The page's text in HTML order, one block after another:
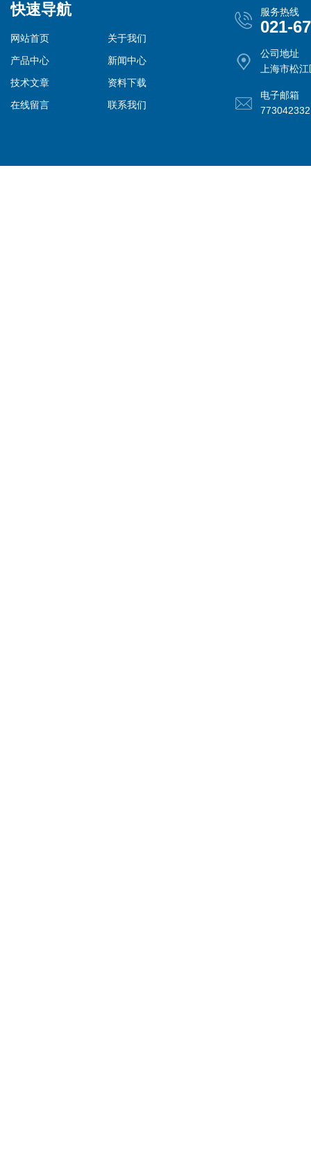
快速导航
网站首页
关于我们
产品中心
新闻中心
技术文章
资料下载
在线留言
联系我们
服务热线
021-
公司地址
上海市松
电子邮箱